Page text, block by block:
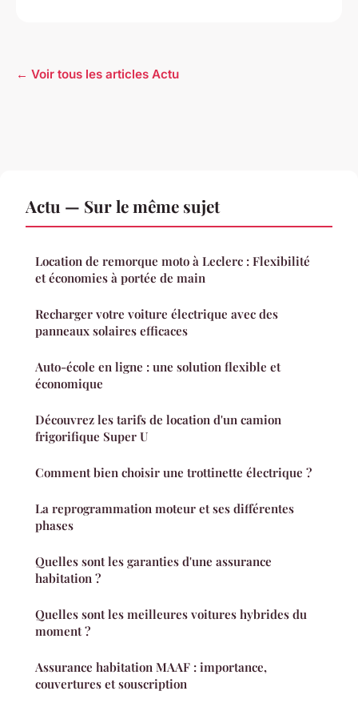
← Voir tous les articles Actu
Actu — Sur le même sujet
Location de remorque moto à Leclerc : Flexibilité
et économies à portée de main
Recharger votre voiture électrique avec des
panneaux solaires efficaces
Auto-école en ligne : une solution flexible et
économique
Découvrez les tarifs de location d'un camion
frigorifique Super U
Comment bien choisir une trottinette électrique ?
La reprogrammation moteur et ses différentes
phases
Quelles sont les garanties d'une assurance
habitation ?
Quelles sont les meilleures voitures hybrides du
moment ?
Assurance habitation MAAF : importance,
couvertures et souscription